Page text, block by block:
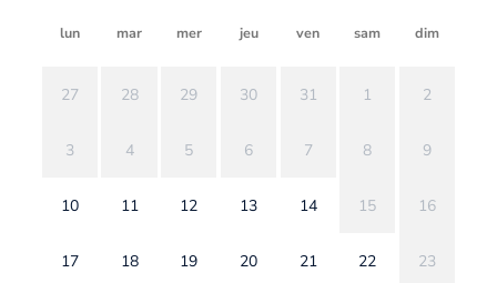
lun mar mer jeu ven sam dim
27 28 29 30 31 1 2
3 4 5 6 7 8 9
10 11 12 13 14 15 16
17 18 19 20 21 22 23